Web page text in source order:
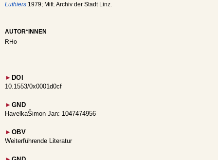
Luthiers 1979; Mitt. Archiv der Stadt Linz.
AUTOR*INNEN
RHo
► DOI
10.1553/0x0001d0cf
► GND
HavelkaŠimon Jan: 1047474956
► OBV
Weiterführende Literatur